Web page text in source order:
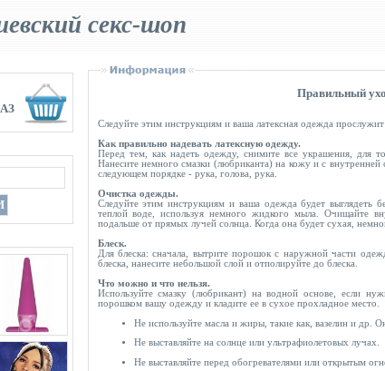
секс-шоп
Правильный
Следуйте этим инструкциям и ваша латексная одежда
Как правильно надевать латексную одежду.
Перед тем, как надеть одежду, снимите все украшения, для
Нанесите немного смазки (любриканта) на кожу и с
следующем порядке - рука, голова, рука.
Очистка одежды.
Следуйте этим инструкциям и ваша одежда будет выглядеть
теплой воде, используя немного жидкого мыла. Очищайте
подальше от прямых лучей солнца. Когда она будет сухая,
Блеск.
Для блеска: сначала, вытрите порошок с наружной части
блеска, нанесите небольшой слой и отполируйте до блеска.
Что можно и что нельзя.
Используйте смазку (любрикант) на водной основе, если
порошком вашу одежду и кладите ее в сухое прохладное место.
Не используйте масла и жиры, такие как, вазелин и др.
Не выставляйте на солнце или ультрафиолетовых лучах.
Не выставляйте перед обогревателями или открытым